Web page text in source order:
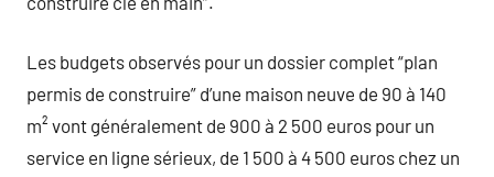
Les budgets observés pour un dossier complet “plan
permis de construire” d’une maison neuve de 90 à 140
m² vont généralement de 900 à 2 500 euros pour un
service en ligne sérieux, de 1 500 à 4 500 euros chez un